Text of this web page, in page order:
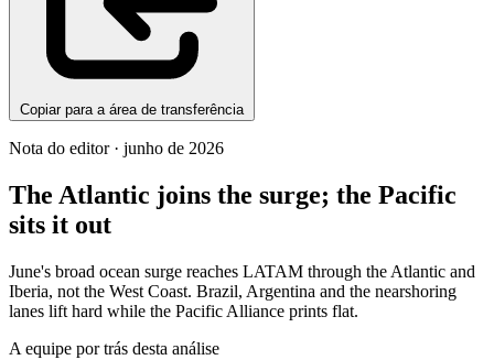
Copiar para a área de transferência
Nota do editor · junho de 2026
The Atlantic joins the surge; the Pacific
sits it out
June's broad ocean surge reaches LATAM through the Atlantic and
Iberia, not the West Coast. Brazil, Argentina and the nearshoring
lanes lift hard while the Pacific Alliance prints flat.
A equipe por trás desta análise